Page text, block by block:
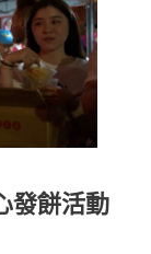
發餅活動